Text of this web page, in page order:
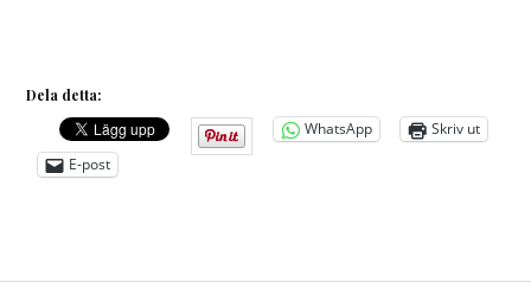
Dela detta:
WhatsApp
Skriv ut
E-post